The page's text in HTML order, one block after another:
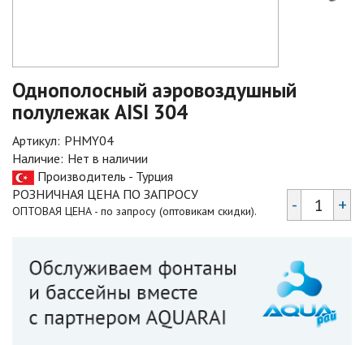
Однополосный аэровоздушный
полулежак AISI 304
Артикул: PHMY04
Наличие: Нет в наличии
Производитель - Турция
РОЗНИЧНАЯ ЦЕНА ПО ЗАПРОСУ
ОПТОВАЯ ЦЕНА - по запросу (оптовикам скидки). - +